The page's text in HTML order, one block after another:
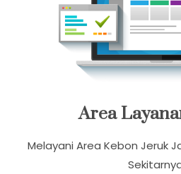
Area
Melayani Area Kebon Jeruk